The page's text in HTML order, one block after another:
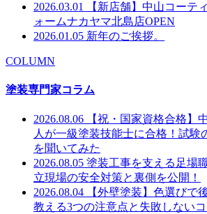
2026.03.01
【新店舗】中山コーテ
ォームナカヤマ北島店OPEN
2026.01.05 新年のご挨拶。
COLUMN
塗装専門家コラム
2026.08.06
【祝・国家資格合格】
人が一級塗装技能士に合格！試験
を聞いてみた
2026.08.05 塗装工事を支える足場
立現場の安全対策と裏側を公開！
2026.08.04
【外壁塗装】色選びで
教える3つの注意点と失敗しない